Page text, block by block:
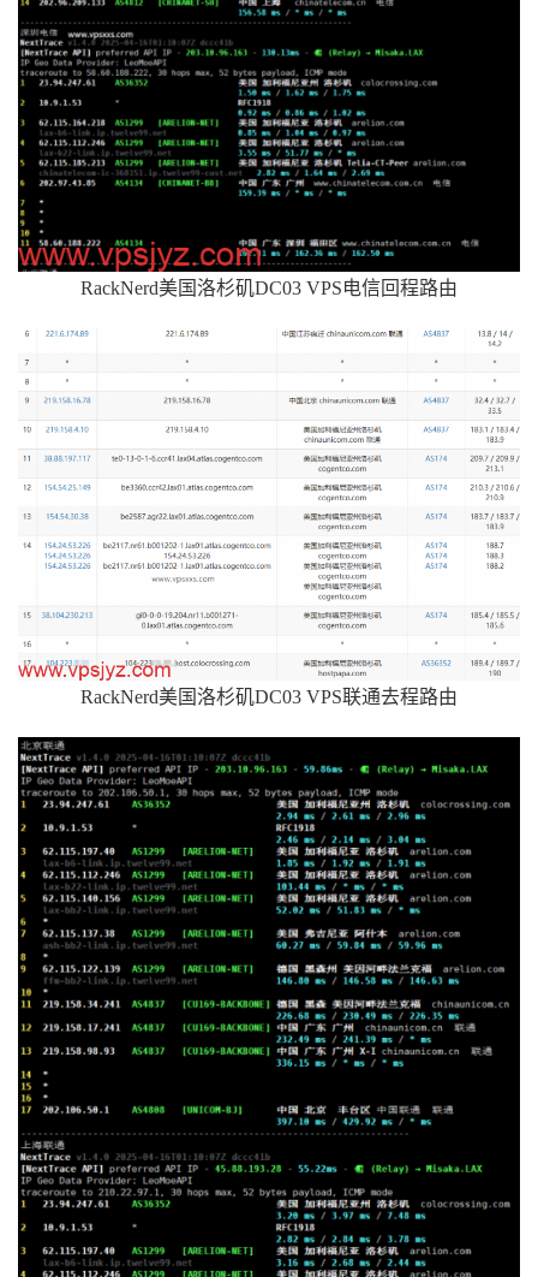
RackNerd美国洛杉矶DC03 VPS电信回程路由
RackNerd美国洛杉矶DC03 VPS联通去程路由